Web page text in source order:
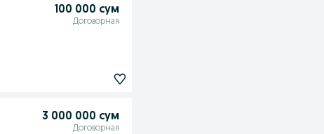
100 000 сум
Договорная
3 000 000 сум
Договорная